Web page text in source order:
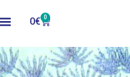
0€ 0